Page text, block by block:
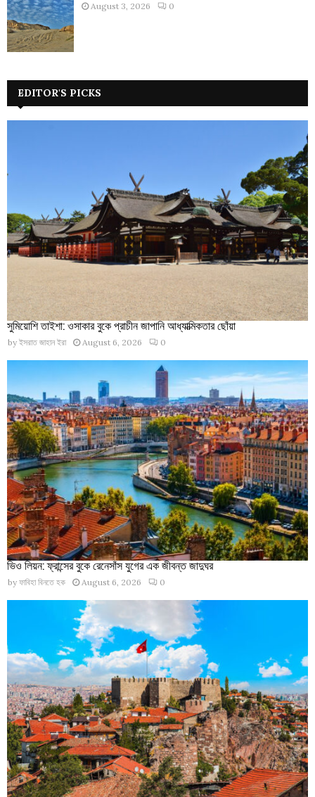
August 3, 2026 0
EDITOR'S PICKS
সুমিয়োশি তাইশা: ওসাকার বুকে প্রাচীন জাপানি আধ্যাত্মিকতার ছোঁয়া
by ইসরাত জাহান ইরা August 6, 2026 0
ভিও লিয়ন: ফ্রান্সের বুকে রেনেসাঁস যুগের এক জীবন্ত জাদুঘর
by ফাবিহা বিনতে হক August 6, 2026 0